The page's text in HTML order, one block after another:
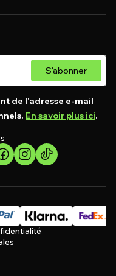
S'abonner
de l'adresse e-mail
En savoir plus ici.